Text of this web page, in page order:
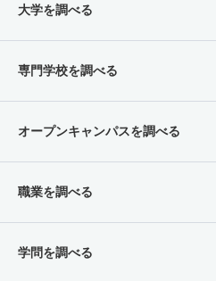
大学を調べる
専門学校を調べる
オープンキャンパスを調べる
職業を調べる
学問を調べる